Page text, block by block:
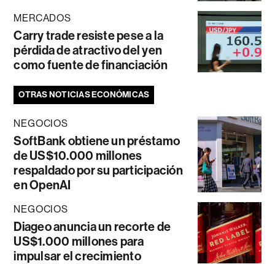
MERCADOS
Carry trade resiste pese a la
pérdida de atractivo del yen
como fuente de financiación
OTRAS NOTICIAS ECONÓMICAS
NEGOCIOS
SoftBank obtiene un préstamo
de US$10.000 millones
respaldado por su participación
en OpenAI
NEGOCIOS
Diageo anuncia un recorte de
US$1.000 millones para
impulsar el crecimiento